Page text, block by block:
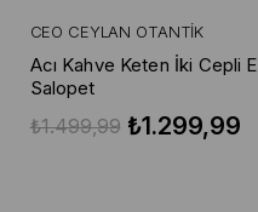
CEO CEYLAN OTANTIK
Acı Kahve Keten İki Cepli
Salopet
₺1.299,99
₺1.499,99